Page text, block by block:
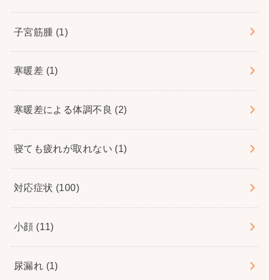
子宮筋腫 (1)
寒暖差 (1)
寒暖差による体調不良 (2)
寝ても疲れが取れない (1)
対応症状 (100)
小顔 (11)
尿漏れ (1)